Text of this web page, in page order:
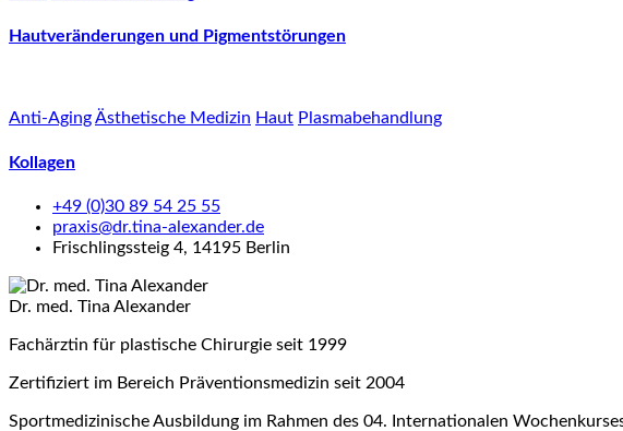
Hautveränderungen und Pigmentstörungen
Anti-AgingÄsthetische Medizin Haut Plasmabehandlung
Kollagen
+49 (0)30 89 54 25 55
praxis@dr.tina-alexander.de
Frischlingssteig 4, 14195 Berlin
Dr. med. Tina Alexander
Fachärztin für plastische Chirurgie seit 1999
Zertifiziert im Bereich Präventionsmedizin seit 2004
Sportmedizinische Ausbildung im Rahmen des 04. Internationalen